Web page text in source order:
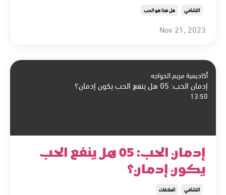
التشافي هل هذا هو الحب
Nov 21, 2023
أكاديمية مريم الخواجه
إدمان الحب: 05 هل ينفع الحب يكون إدمان؟
13:50
إدمان الحب: 05 هل ينفع الحب
يكون إدمان؟
التشافي العلاقات